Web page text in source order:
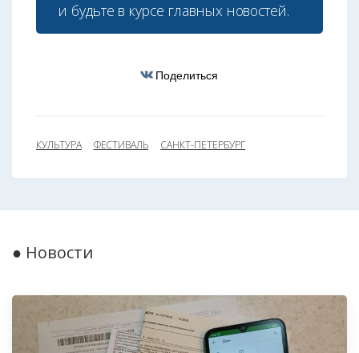
и будьте в курсе главных новостей.
Поделиться
КУЛЬТУРА ФЕСТИВАЛЬ САНКТ-ПЕТЕРБУРГ
● Новости